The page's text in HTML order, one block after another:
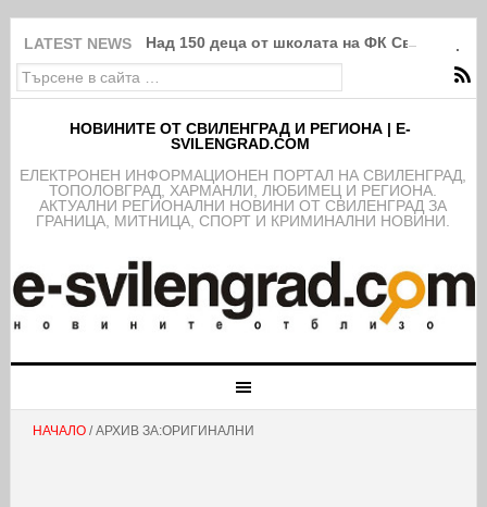
LATEST NEWS Над 150 деца от школата на ФК
НОВИНИТЕ ОТ СВИЛЕНГРАД И РЕГИОНА | E-
SVILENGRAD.COM
EЛЕКТРОНЕН ИНФОРМАЦИОНЕН ПОРТАЛ НА СВИЛЕНГРАД,
ТОПОЛОВГРАД, ХАРМАНЛИ, ЛЮБИМЕЦ И РЕГИОНА.
АКТУАЛНИ РЕГИОНАЛНИ НОВИНИ ОТ СВИЛЕНГРАД ЗА
ГРАНИЦА, МИТНИЦА, СПОРТ И КРИМИНАЛНИ НОВИНИ.
НАЧАЛО/ АРХИВ ЗА:ОРИГИНАЛНИ